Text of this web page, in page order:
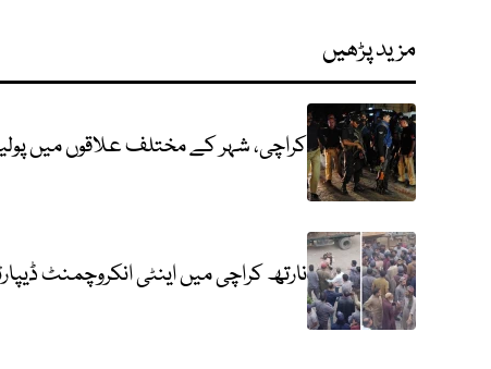
مزید پڑھیں
کراچی، شہر کے مختلف علاقوں میں پولیس مقابلوں میں 5
نارتھ کراچی میں اینٹی انکروچمنٹ